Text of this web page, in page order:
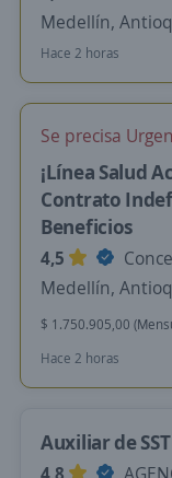
Medellín,
Hace 2 horas
Se precisa
¡Línea Salud
Contrato
Beneficios
4,5
Medellín,
$ 1.750.905,00
Hace 2 horas
Auxiliar de